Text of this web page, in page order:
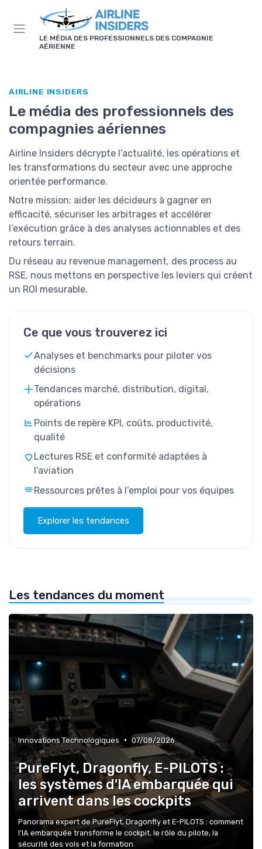
LE MÉDIA DES PROFESSIONNELS DES COMPAGNIE
AÉRIENNE
AIRLINE INSIDERS
Le média des professionnels des
compagnies aériennes
Airline Insiders décrypte l’actualité, les opérations et
les transformations du secteur avec une approche
orientée performance.
Notre mission: aider les décideurs à gagner en
efficacité, sécuriser les arbitrages et accélérer
l’exécution grâce à des analyses actionnables et des
retours terrain.
Du réseau au revenue management, des process au
RSE, nous mettons en perspective les leviers qui créent
un ROI mesurable.
Ce que vous trouverez ici
Analyses et benchmarks pour piloter vos
décisions
Tendances marché, distribution, digital,
opérations
Points de repère KPI, coûts, productivité,
qualité
Lectures RSE et conformité adaptées à
l’aviation
Ressources prêtes à l’emploi pour vos équipes
Explorer les tendances
Les tendances du moment
Innovations Technologiques • 07/08/2026
PureFlyt, Dragonfly, E-PILOTS :
les systèmes d'IA embarquée qui
arrivent dans les cockpits
Panorama expert de PureFlyt, Dragonfly et E-PILOTS : comment
l’IA embarquée transforme le cockpit, le rôle du pilote, la
sécurité des vols et la formation.
Panneau de gestion des cookies